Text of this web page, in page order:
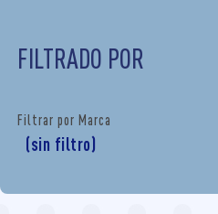
FILTRADO POR
Filtrar por Marca
(sin filtro)